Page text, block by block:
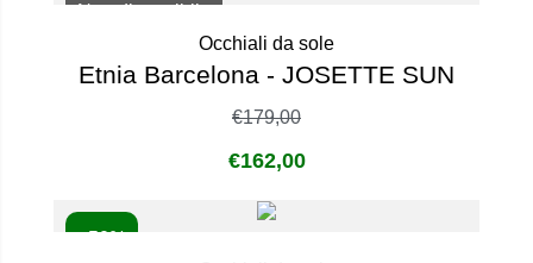
Non disponibile
Occhiali da sole
Etnia Barcelona - JOSETTE SUN
€179,00
€162,00
- 50%